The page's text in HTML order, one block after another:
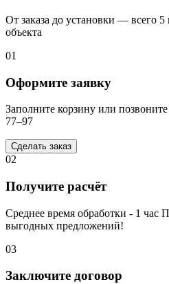
От заказа до установки — всего
объекта
01
Оформите заявку
Заполните корзину или
77–97
Сделать заказ
02
Получите расчёт
Среднее время обработки - 1 час
выгодных предложений!
03
Заключите договор